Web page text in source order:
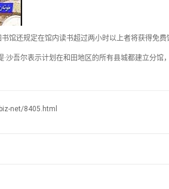
馆还规定在馆内读书超过两小时以上者将获得免费
沙吾尔表示计划在和田地区的所有县城都建立分
net/8405.html